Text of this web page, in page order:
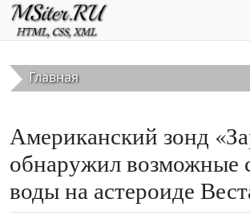
Перейти к основному содержанию
Главная
Американский зонд
обнаружил возможные
воды на астероиде